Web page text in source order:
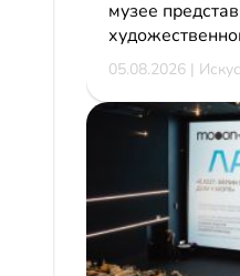
музее
05.08.2026 |